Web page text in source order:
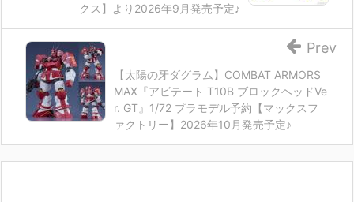
クス】より2026年9月発売予定♪
【太陽の牙ダグラム】COMBAT ARMORS
MAX『アビテート T10B ブロックヘッドVe
r. GT』1/72 プラモデル予約【マックスフ
ァクトリー】2026年10月発売予定♪
Prev